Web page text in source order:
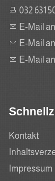
032 631
E-Mail
E-Mail
E-Mail
Kontakt
Impressum